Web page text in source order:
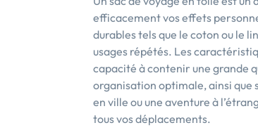
efficacement vos effets
durables tels que le coton ou le
usages répétés. Les
capacité à contenir une grande
organisation optimale, ainsi que
en ville ou une aventure à
tous vos déplacements.